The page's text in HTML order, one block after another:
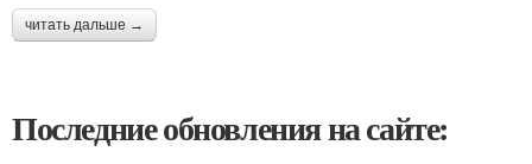
читать дальше →
Последние обновления на сайте: